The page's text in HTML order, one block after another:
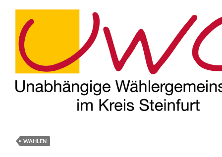
WAHLEN